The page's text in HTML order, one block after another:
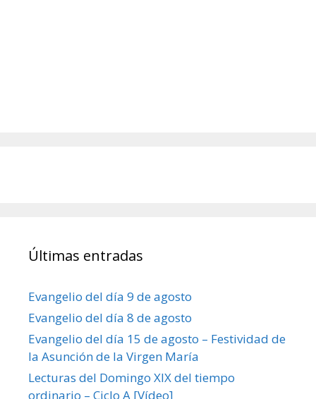
Últimas entradas
Evangelio del día 9 de agosto
Evangelio del día 8 de agosto
Evangelio del día 15 de agosto – Festividad de
la Asunción de la Virgen María
Lecturas del Domingo XIX del tiempo
ordinario – Ciclo A [Vídeo]